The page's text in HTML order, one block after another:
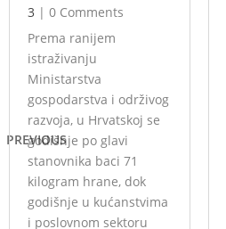
PREVIOUS
3 | 0 Comments
Prema ranijem
istraživanju
Ministarstva
gospodarstva i održivog
razvoja, u Hrvatskoj se
godišnje po glavi
stanovnika baci 71
kilogram hrane, dok
godišnje u kućanstvima
i poslovnom sektoru